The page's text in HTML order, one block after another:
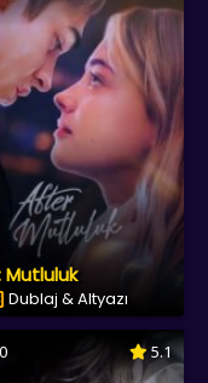
Dublaj & Altyazı
5.1